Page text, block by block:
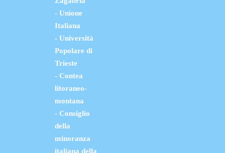
- Unione
Italiana
- Università
Popolare di
Trieste
- Contea
litoraneo-
montana
- Consiglio
della
minoranza
italiana della